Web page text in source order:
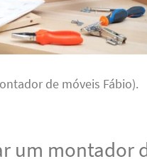
de móveis Fábio).
um montador